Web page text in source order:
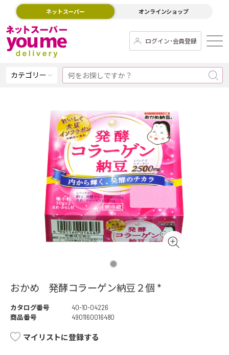
ネットスーパー オンラインショップ
ログイン･会員登録
カテゴリー
おかめ 発酵コラーゲン納豆２個 *
カタログ番号
40-10-04226
商品番号
4901160016480
マイリストに登録する